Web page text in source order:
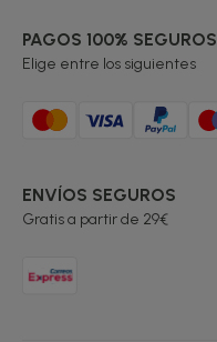
PAGOS 100% SEGUROS
Elige entre los siguientes
ENVÍOS SEGUROS
Gratis a partir de 29€